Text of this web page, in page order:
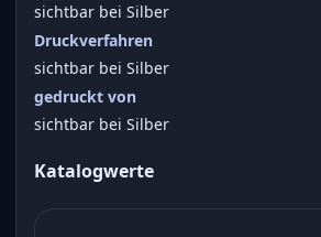
sichtbar bei Silber
Druckverfahren
sichtbar bei Silber
gedruckt von
sichtbar bei Silber
Katalogwerte